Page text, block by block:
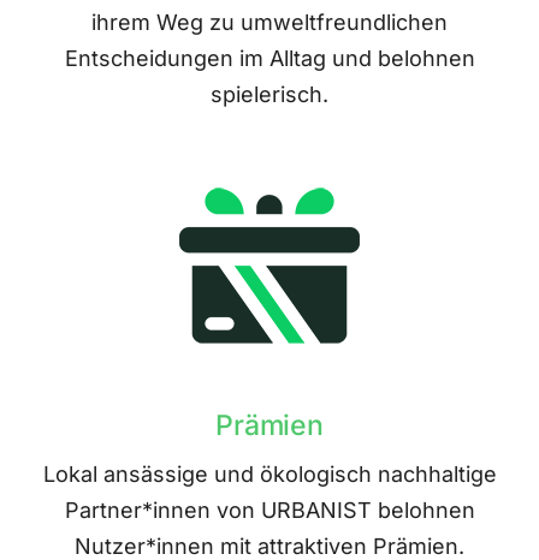
ihrem Weg zu umweltfreundlichen
Entscheidungen im Alltag und belohnen
spielerisch.
Prämien
Lokal ansässige und ökologisch nachhaltige
Partner*innen von URBANIST belohnen
Nutzer*innen mit attraktiven Prämien.